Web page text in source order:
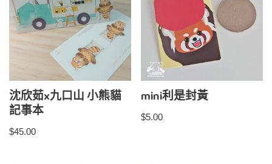
沈欣茹x九口山 小熊貓
記事本
$45.00
mini利是封黃
$5.00